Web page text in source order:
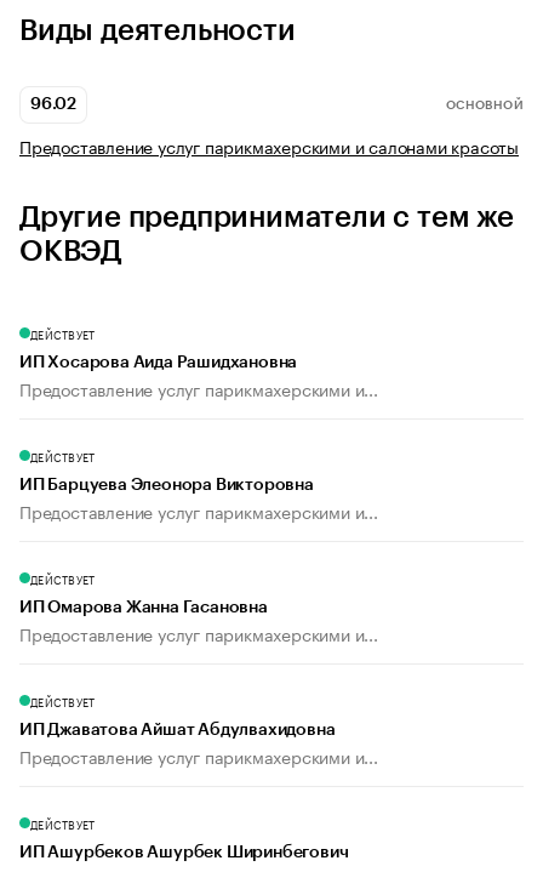
Виды деятельности
96.02 ОСНОВНОЙ
Предоставление услуг парикмахерскими и салонами красоты
Другие предприниматели с тем же
ОКВЭД
ДЕЙСТВУЕТ
ИП Хосарова Аида Рашидхановна
Предоставление услуг парикмахерскими и...
ДЕЙСТВУЕТ
ИП Барцуева Элеонора Викторовна
Предоставление услуг парикмахерскими и...
ДЕЙСТВУЕТ
ИП Омарова Жанна Гасановна
Предоставление услуг парикмахерскими и...
ДЕЙСТВУЕТ
ИП Джаватова Айшат Абдулвахидовна
Предоставление услуг парикмахерскими и...
ДЕЙСТВУЕТ
ИП Ашурбеков Ашурбек Ширинбегович